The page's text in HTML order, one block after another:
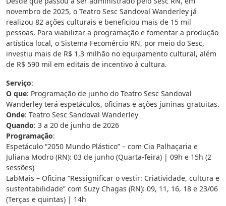
novembro de 2025, o Teatro Sesc Sandoval Wanderley já
realizou 82 ações culturais e beneficiou mais de 15 mil
pessoas. Para viabilizar a programação e fomentar a produção
artística local, o Sistema Fecomércio RN, por meio do Sesc,
investiu mais de R$ 1,3 milhão no equipamento cultural, além
de R$ 590 mil em editais de incentivo à cultura.
Serviço:
O que: Programação de junho do Teatro Sesc Sandoval
Wanderley terá espetáculos, oficinas e ações juninas gratuitas.
Onde: Teatro Sesc Sandoval Wanderley
Quando: 3 a 20 de junho de 2026
Programação:
Espetáculo “2050 Mundo Plástico” – com Cia Palhaçaria e
Juliana Modro (RN): 03 de junho (Quarta-feira) | 09h e 15h (2
sessões)
LabMais – Oficina “Ressignificar o vestir: Criatividade, cultura e
sustentabilidade” com Suzy Chagas (RN): 09, 11, 16, 18 e 23/06
(Terças e quintas) | 14h